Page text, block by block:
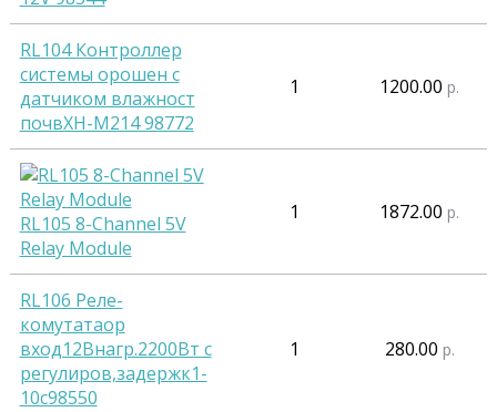
RL104 Контроллер
системы орошен с
датчиком влажност
почвХН-M214 98772
1 1200.00 р.
RL105 8-Channel 5V
Relay Module
1 1872.00 р.
RL106 Реле-
комутатаор
вход12Внагр.2200Вт с
регулиров,задержк1-
10с98550
1 280.00 р.